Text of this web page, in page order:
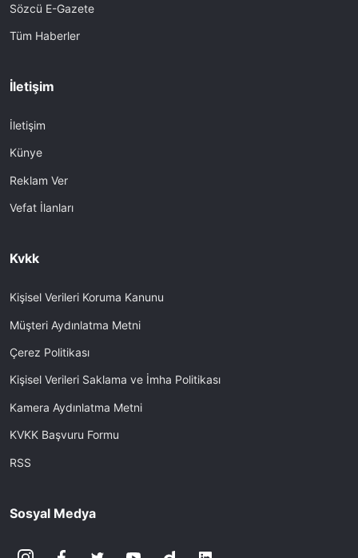
Sözcü E-Gazete
Tüm Haberler
İletişim
İletişim
Künye
Reklam Ver
Vefat İlanları
Kvkk
Kişisel Verileri Koruma Kanunu
Müşteri Aydınlatma Metni
Çerez Politikası
Kişisel Verileri Saklama ve İmha Politikası
Kamera Aydınlatma Metni
KVKK Başvuru Formu
RSS
Sosyal Medya